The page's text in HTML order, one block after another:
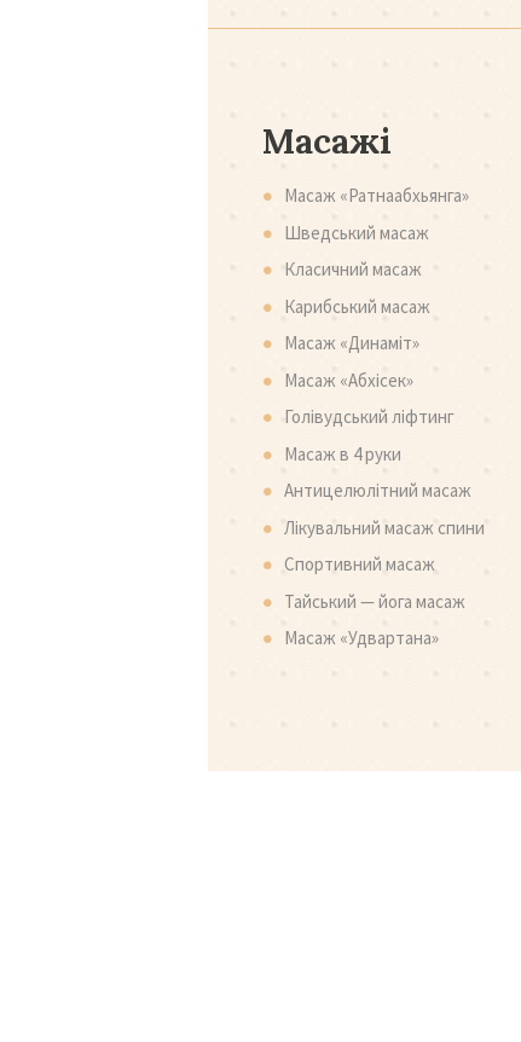
Масажі
Масаж «Ратнаабхьянга»
Шведський масаж
Класичний масаж
Карибський масаж
Масаж «Динаміт»
Масаж «Абхісек»
Голівудський ліфтинг
Масаж в 4 руки
Антицелюлітний масаж
Лікувальний масаж спини
Спортивний масаж
Тайський — йога масаж
Масаж «Удвартана»